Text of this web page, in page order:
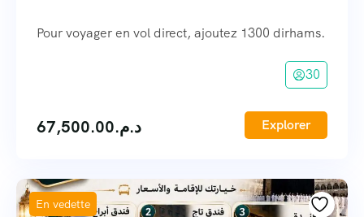
Pour voyager en vol direct, ajoutez 1300 dirhams.
30
د.م.67,500.00 Explorer
En vedette